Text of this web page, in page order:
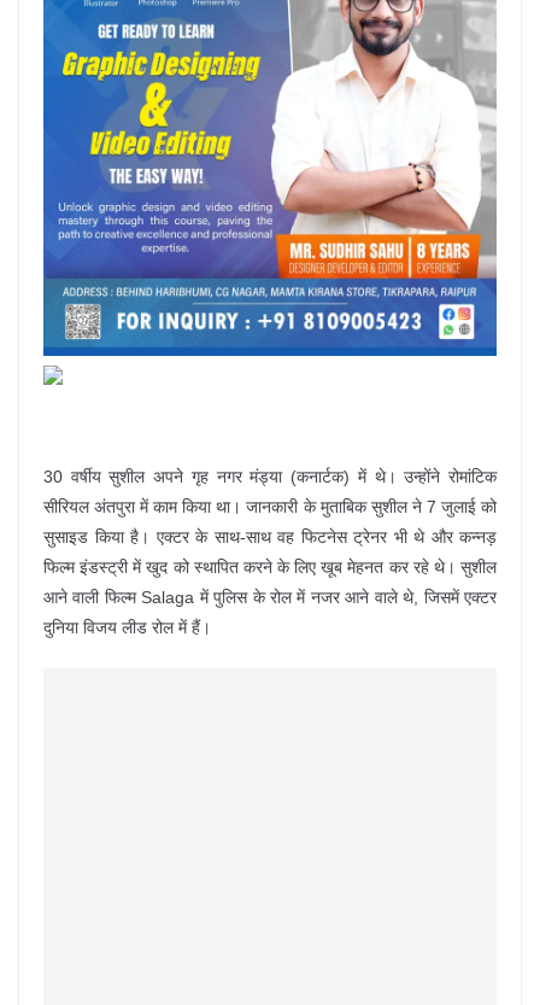
30 वर्षीय सुशील अपने गृह नगर मंड्या (कनार्टक) में थे। उन्होंने रोमांटिक
सीरियल अंतपुरा में काम किया था। जानकारी के मुताबिक सुशील ने 7 जुलाई को
सुसाइड किया है। एक्टर के साथ-साथ वह फिटनेस ट्रेनर भी थे और कन्नड़
फिल्म इंडस्ट्री में खुद को स्थापित करने के लिए खूब मेहनत कर रहे थे। सुशील
आने वाली फिल्म Salaga में पुलिस के रोल में नजर आने वाले थे, जिसमें एक्टर
दुनिया विजय लीड रोल में हैं।